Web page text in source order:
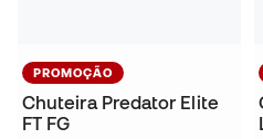
PROMOÇÃO
Chuteira Predator Elite
FT FG